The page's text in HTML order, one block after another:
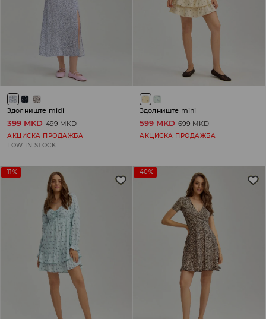
Здолниште midi
399 MKD 499 MKD
АКЦИСКА ПРОДАЖБА
LOW IN STOCK
Здолниште mini
599 MKD 699 MKD
АКЦИСКА ПРОДАЖБА
-11% -40%